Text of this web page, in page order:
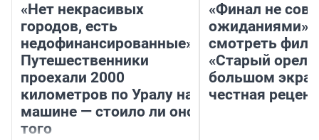
«Нет некрасивых
городов, есть
недофинансированные».
Путешественники
проехали 2000
километров по Уралу на
машине — стоило ли оно
того
«Финал не
ожиданиями»:
смотреть
«Старый орел»
большом
честная